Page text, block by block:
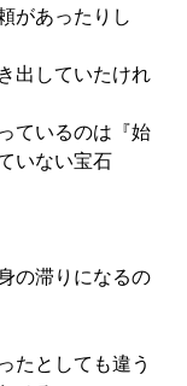
があったりし
出していたけれ
ているのは『始
いない宝石
の滞りになるの
たとしても違う